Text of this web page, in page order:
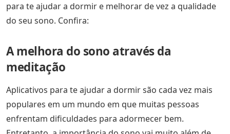
para te ajudar a dormir e melhorar de vez a qualidade
do seu sono. Confira:
A melhora do sono através da
meditação
Aplicativos para te ajudar a dormir são cada vez mais
populares em um mundo em que muitas pessoas
enfrentam dificuldades para adormecer bem.